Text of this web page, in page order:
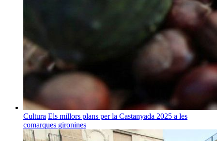
Cultura Els millors plans per la Castanyada 2025 a les
comarques gironines